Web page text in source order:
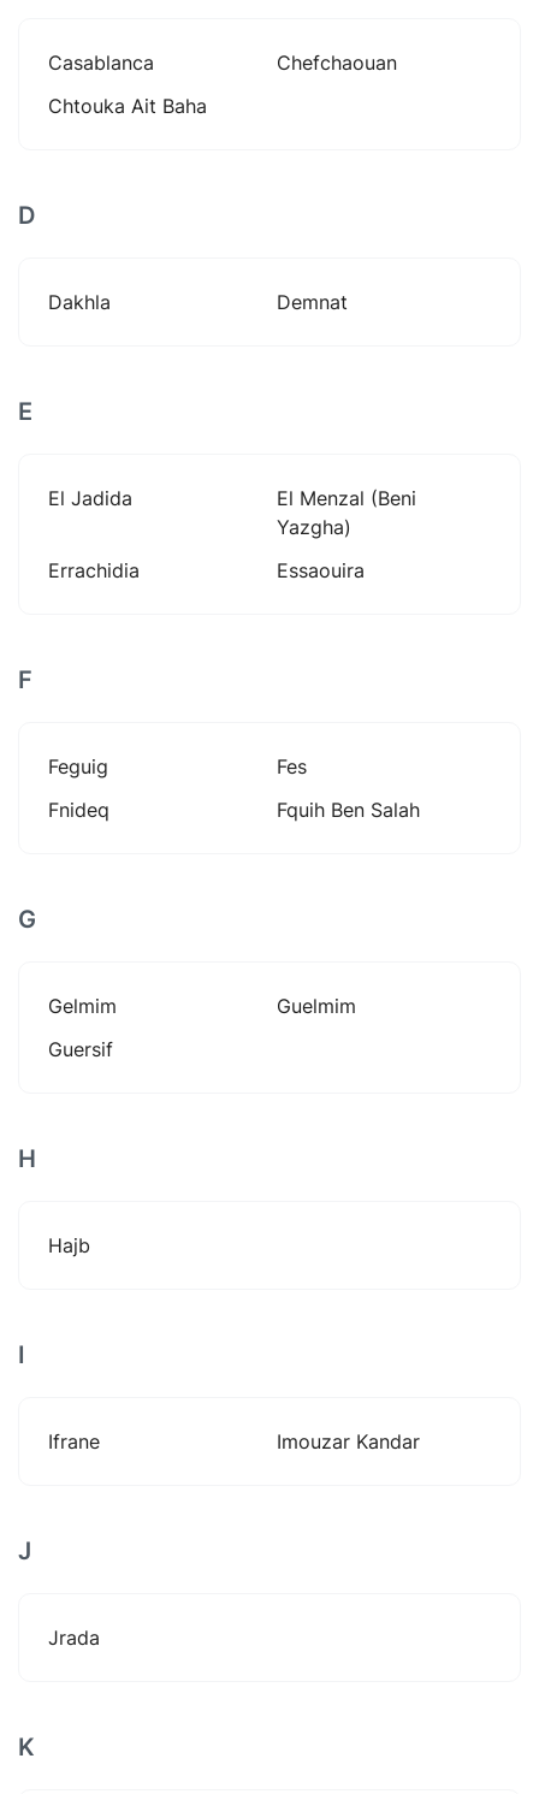
Casablanca
Chefchaouan
Chtouka Ait Baha
D
Dakhla Demnat
E
El Jadida
El Menzal (beni
Yazgha)
Errachidia
Essaouira
F
Feguig
Fes
Fnideq
Fquih Ben Salah
G
Gelmim
Guelmim
Guersif
H
Hajb
I
Ifrane Imouzar Kandar
J
Jrada
K